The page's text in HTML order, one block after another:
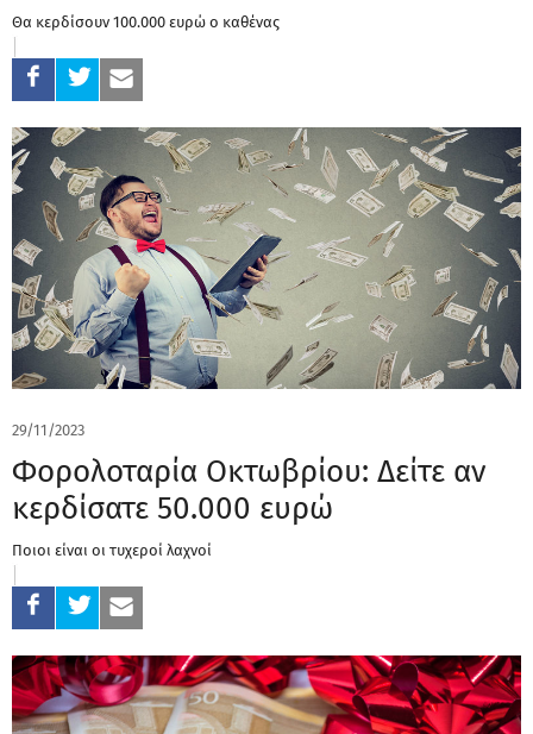
Θα κερδίσουν 100.000 ευρώ ο καθένας
29/11/2023
Φορολοταρία Οκτωβρίου: Δείτε αν
κερδίσατε 50.000 ευρώ
Ποιοι είναι οι τυχεροί λαχνοί